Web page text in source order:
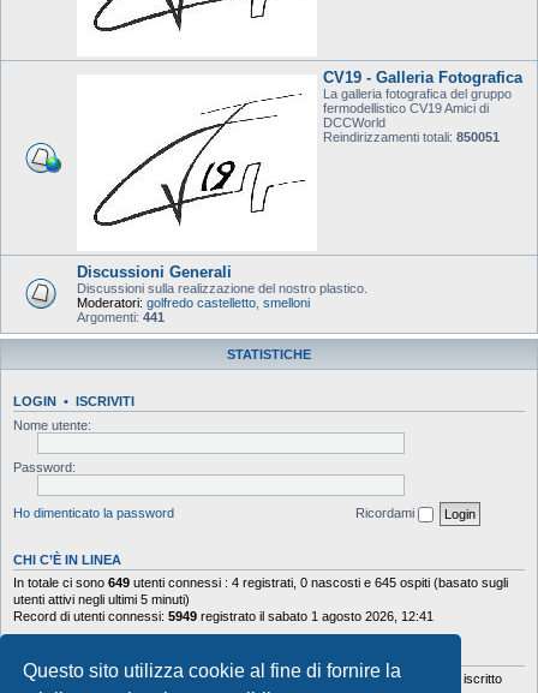
Questo sito utilizza cookie al fine di fornire la
CV19 - Galleria Fotografica
La galleria fotografica del gruppo
fermodellistico CV19 Amici di
DCCWorld
Reindirizzamenti totali: 850051
Discussioni Generali
Discussioni sulla realizzazione del nostro plastico.
Moderatori: golfredo castelletto smelloni
Argomenti: 441
STATISTICHE
LOGIN • ISCRIVITI
Nome utente:
Password:
Ho dimenticato la password Ricordami
CHI C’È IN LINEA
In totale ci sono 649 utenti connessi : 4 registrati, 0 nascosti e 645 ospiti (basato sugli
utenti attivi negli ultimi 5 minuti)
Record di utenti connessi: 5949 registrato il sabato 1 agosto 2026, 12:41
Totale messaggi103644• Totale argomenti 9878• Totale iscritti 5630
• Ultimo iscritto